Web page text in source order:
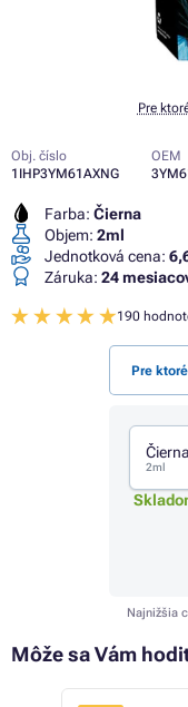
Pre
Obj. číslo
1IHP3YM61AXNG
OEM
Farba: Čierna
Objem: 2ml
Jednotková cena:
Záruka: 24
190
Pre
Čierna
2ml
Najnižšia
Môže sa Vám